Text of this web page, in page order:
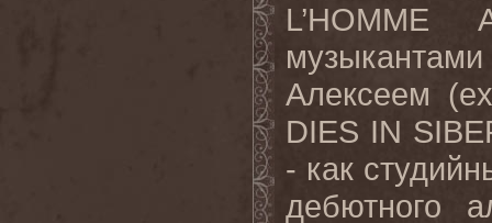
L’HOMME
Алексеем
DIES IN
- как
дебютного